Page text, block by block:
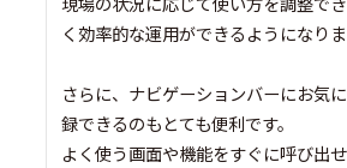
く効率的な運用ができるようになりま
さらに、ナビゲーションバーにお気
録できるのもとても便利です。
よく使う画面や機能をすぐに呼び出